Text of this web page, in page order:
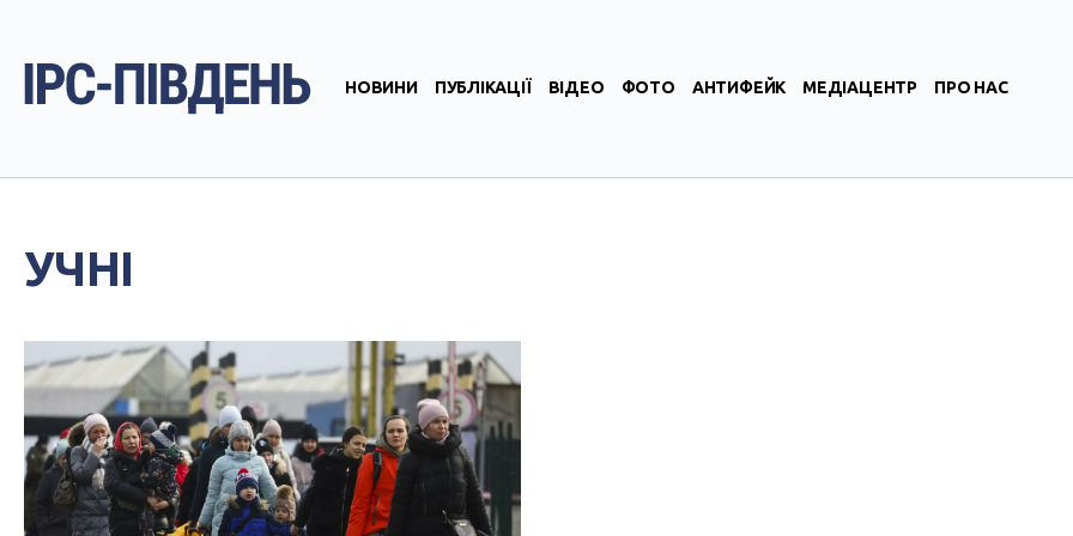
НОВИНИ ПУБЛІКАЦІЇ ВІДЕО ФОТО АНТИФЕЙК МЕДІАЦЕНТР ПРО НАС
УЧНІ